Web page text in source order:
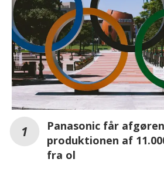
Panasonic får
produktionen af
fra ol